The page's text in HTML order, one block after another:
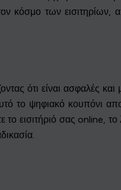
κόσμο των εισιτηρίων,
ότι είναι ασφαλές και
το ψηφιακό κουπόνι
το εισιτήριό σας online,